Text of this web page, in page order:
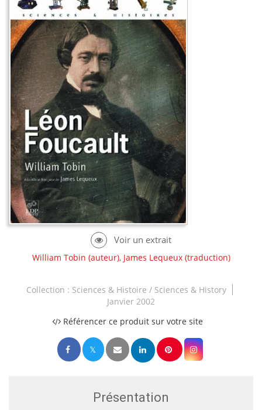
William Tobin (auteur), James Lequeux(traduction)
Collection : Sciences & Histoire / Sciences & History
Janvier 2002
Référencer ce produit sur votre site
Présentation